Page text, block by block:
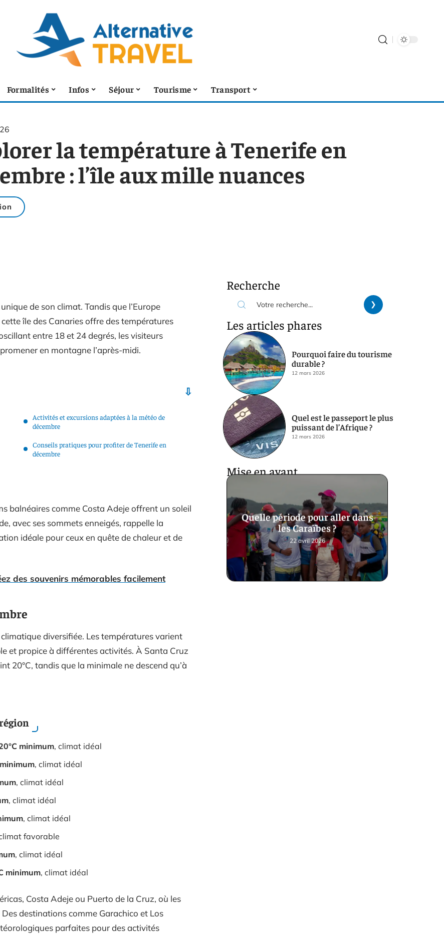
Formalités Infos Séjour Tourisme Transport
la température à Tenerife en
: l’île aux mille nuances
de son climat. Tandis que l’Europe
île des Canaries offre des températures
entre 18 et 24 degrés, les visiteurs
en montagne l’après-midi.
Activités et excursions adaptées à la météo de
décembre
Conseils pratiques pour profiter de Tenerife en
décembre
balnéaires comme Costa Adeje offrent un soleil
avec ses sommets enneigés, rappelle la
idéale pour ceux en quête de chaleur et de
des souvenirs mémorables facilement
diversifiée. Les températures varient
et propice à différentes activités. À Santa Cruz
20°C, tandis que la minimale ne descend qu’à
minimum, climat idéal
, climat idéal
, climat idéal
, climat idéal
, climat idéal
favorable
, climat idéal
minimum, climat idéal
Costa Adeje ou Puerto de la Cruz, où les
destinations comme Garachico et Los
parfaites pour des activités
Recherche
Les articles phares
Pourquoi faire du tourisme
durable ?
12 mars 2026
Quel est le passeport le plus
puissant de l’Afrique ?
12 mars 2026
Mise en avant
Quelle période pour aller dans
les Caraïbes ?
22 avril 2026